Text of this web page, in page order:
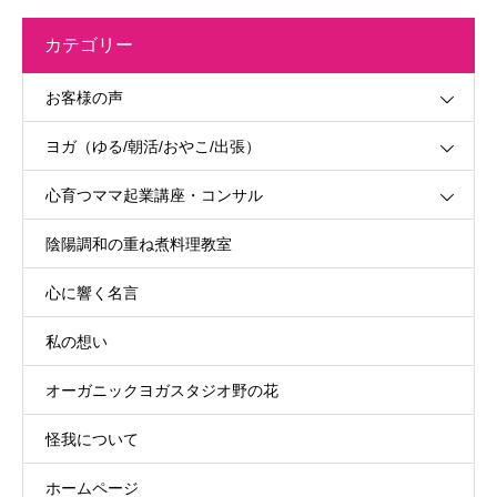
カテゴリー
お客様の声
ヨガ（ゆる/朝活/おやこ/出張）
心育つママ起業講座・コンサル
陰陽調和の重ね煮料理教室
心に響く名言
私の想い
オーガニックヨガスタジオ野の花
怪我について
ホームページ